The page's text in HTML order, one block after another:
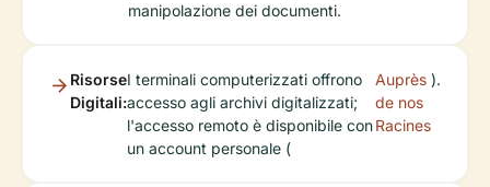
manipolazione dei documenti.
Risorse
Digitali:
I terminali computerizzati offrono
accesso agli archivi digitalizzati;
l'accesso remoto è disponibile con
un account personale (
Auprès
de nos
Racines
).